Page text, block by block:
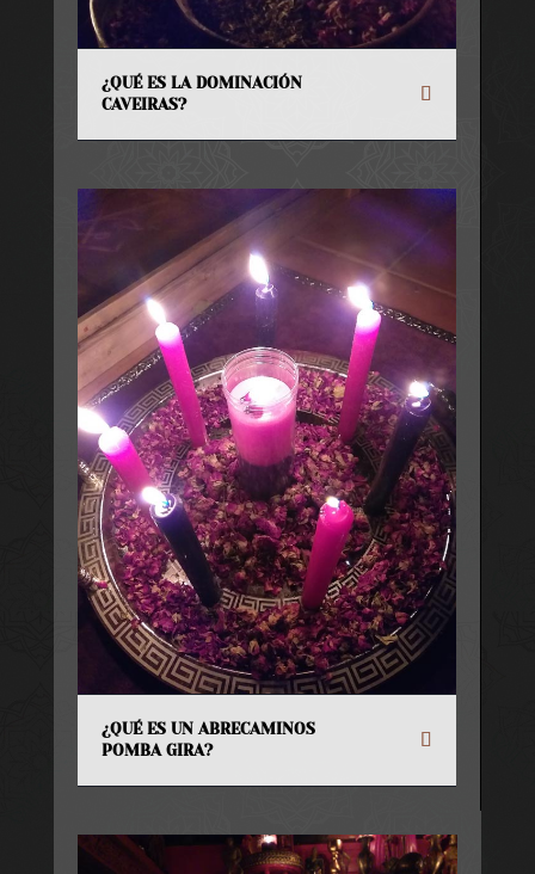
¿QUÉ ES LA DOMINACIÓN
CAVEIRAS?
¿QUÉ ES UN ABRECAMINOS
POMBA GIRA?